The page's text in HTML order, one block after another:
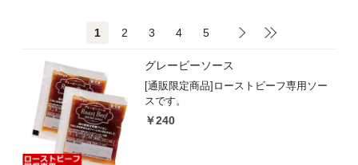
1 2 3 4 5
グレービーソース
[通販限定商品]ローストビーフ専用ソー
スです。
￥240